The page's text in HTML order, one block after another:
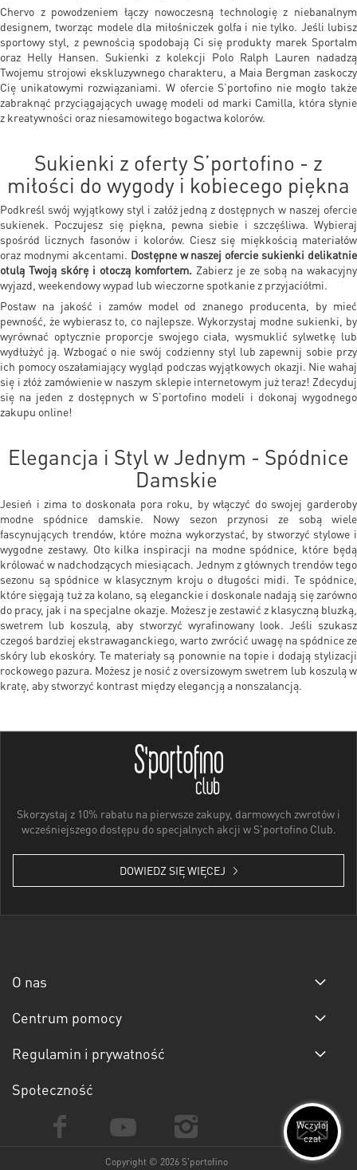
Chervo z powodzeniem łączy nowoczesną technologię z niebanalnym
designem, tworząc modele dla miłośniczek golfa i nie tylko. Jeśli lubisz
sportowy styl, z pewnością spodobają Ci się produkty marek Sportalm
oraz Helly Hansen. Sukienki z kolekcji Polo Ralph Lauren nadadzą
Twojemu strojowi ekskluzywnego charakteru, a Maia Bergman zaskoczy
Cię unikatowymi rozwiązaniami. W ofercie S’portofino nie mogło także
zabraknąć przyciągających uwagę modeli od marki Camilla, która słynie
z kreatywności oraz niesamowitego bogactwa kolorów.
Sukienki z oferty S’portofino - z
miłości do wygody i kobiecego piękna
Podkreśl swój wyjątkowy styl i załóż jedną z dostępnych w naszej ofercie
sukienek. Poczujesz się piękna, pewna siebie i szczęśliwa. Wybieraj
spośród licznych fasonów i kolorów. Ciesz się miękkością materiałów
oraz modnymi akcentami. Dostępne w naszej ofercie sukienki delikatnie
otulą Twoją skórę i otoczą komfortem. Zabierz je ze sobą na wakacyjny
wyjazd, weekendowy wypad lub wieczorne spotkanie z przyjaciółmi.
Postaw na jakość i zamów model od znanego producenta, by mieć
pewność, że wybierasz to, co najlepsze. Wykorzystaj modne sukienki, by
wyrównać optycznie proporcje swojego ciała, wysmuklić sylwetkę lub
wydłużyć ją. Wzbogać o nie swój codzienny styl lub zapewnij sobie przy
ich pomocy oszałamiający wygląd podczas wyjątkowych okazji. Nie wahaj
się i złóż zamówienie w naszym sklepie internetowym już teraz! Zdecyduj
się na jeden z dostępnych w S’portofino modeli i dokonaj wygodnego
zakupu online!
Elegancja i Styl w Jednym - Spódnice
Damskie
Jesień i zima to doskonała pora roku, by włączyć do swojej garderoby
modne spódnice damskie. Nowy sezon przynosi ze sobą wiele
fascynujących trendów, które można wykorzystać, by stworzyć stylowe i
wygodne zestawy. Oto kilka inspiracji na modne spódnice, które będą
królować w nadchodzących miesiącach. Jednym z głównych trendów tego
sezonu są spódnice w klasycznym kroju o długości midi. Te spódnice,
które sięgają tuż za kolano, są eleganckie i doskonale nadają się zarówno
do pracy, jak i na specjalne okazje. Możesz je zestawić z klasyczną bluzką,
swetrem lub koszulą, aby stworzyć wyrafinowany look. Jeśli szukasz
czegoś bardziej ekstrawaganckiego, warto zwrócić uwagę na spódnice ze
skóry lub ekoskóry. Te materiały są ponownie na topie i dodają stylizacji
rockowego pazura. Możesz je nosić z oversizowym swetrem lub koszulą w
kratę, aby stworzyć kontrast między elegancją a nonszalancją.
Skorzystaj z 10% rabatu na pierwsze zakupy, darmowych zwrotów i
wcześniejszego dostępu do specjalnych akcji w S'portofino Club.
DOWIEDZ SIĘ WIĘCEJ
O nas
Centrum pomocy
Regulamin i prywatność
Społeczność
Copyright © 2026 S'portofino
Wczytaj
czat